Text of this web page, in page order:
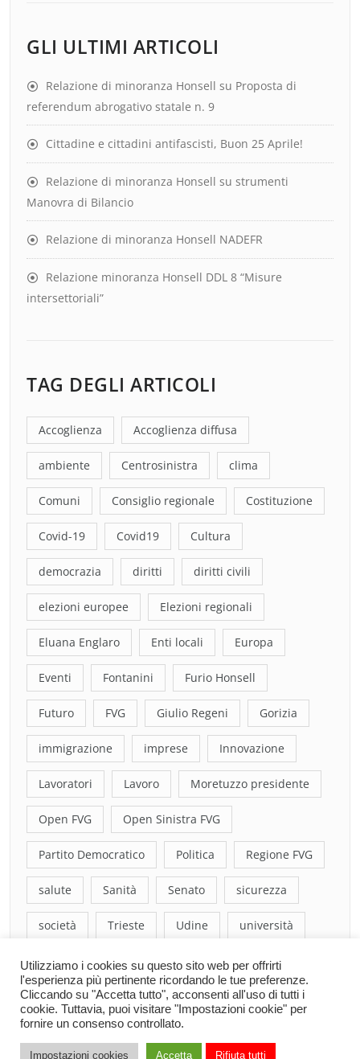
GLI ULTIMI ARTICOLI
Relazione di minoranza Honsell su Proposta di
referendum abrogativo statale n. 9
Cittadine e cittadini antifascisti, Buon 25 Aprile!
Relazione di minoranza Honsell su strumenti
Manovra di Bilancio
Relazione di minoranza Honsell NADEFR
Relazione minoranza Honsell DDL 8 “Misure
intersettoriali”
TAG DEGLI ARTICOLI
Accoglienza Accoglienza diffusa
ambiente Centrosinistra clima
Comuni Consiglio regionale Costituzione
Covid-19 Covid19 Cultura
democrazia diritti diritti civili
elezioni europee Elezioni regionali
Eluana Englaro Enti locali Europa
Eventi Fontanini Furio Honsell
Futuro FVG Giulio Regeni Gorizia
immigrazione imprese Innovazione
Lavoratori Lavoro Moretuzzo presidente
Open FVG Open Sinistra FVG
Partito Democratico Politica Regione FVG
salute Sanità Senato sicurezza
società Trieste Udine università
Utilizziamo i cookies su questo sito web per offrirti
l'esperienza più pertinente ricordando le tue preferenze.
Cliccando su "Accetta tutto", acconsenti all'uso di tutti i
cookie. Tuttavia, puoi visitare "Impostazioni cookie" per
fornire un consenso controllato.
Impostazioni cookies Accetta Rifiuta tutti